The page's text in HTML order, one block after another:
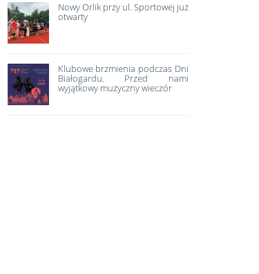
Nowy Orlik przy ul. Sportowej już
otwarty
Klubowe brzmienia podczas Dni
Białogardu. Przed nami
wyjątkowy muzyczny wieczór